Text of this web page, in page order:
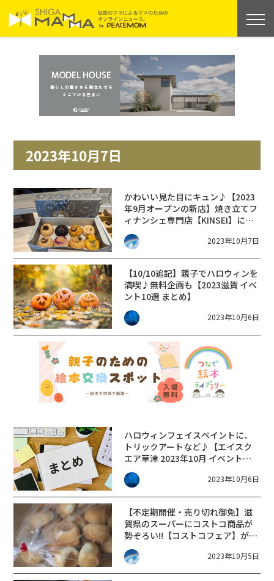
2023年10月7日
かわいい見た目にキュン♪【2023
年9月オープンの新店】焼き立てフ
ィナンシェ専門店【KINSEI】に行
ってきました！
2023年10月7日
【10/10追記】親子でハロウィンを
満喫♪無料企画も【2023滋賀 イベ
ント10選 まとめ】
2023年10月6日
ハロウィンフェイスペイントに、
トリックアートなど♪【エイスク
エア草津 2023年10月 イベント】
まとめました！
2023年10月6日
【不定期開催・売り切れ御免】滋
賀県のスーパーにコストコ商品が
勢ぞろい!!【コストコフェア】が開
催されます。
2023年10月5日